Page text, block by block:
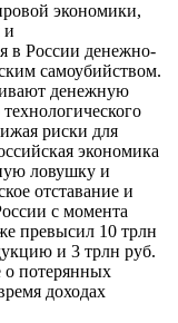
экономики,
и
в России денежно-
самоубийством.
денежную
риски для
экономика
ловушку и
отставание и
с момента
превысил 10 трлн
и 3 трлн руб.
о потерянных
доходах